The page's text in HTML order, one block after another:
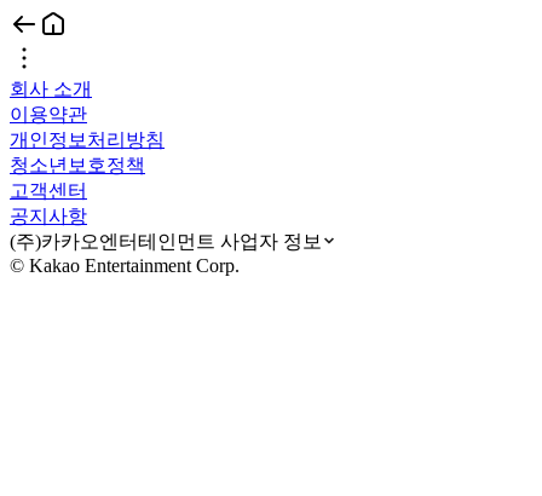
회사 소개
이용약관
개인정보처리방침
청소년보호정책
고객센터
공지사항
(주)카카오엔터테인먼트 사업자 정보
© Kakao Entertainment Corp.